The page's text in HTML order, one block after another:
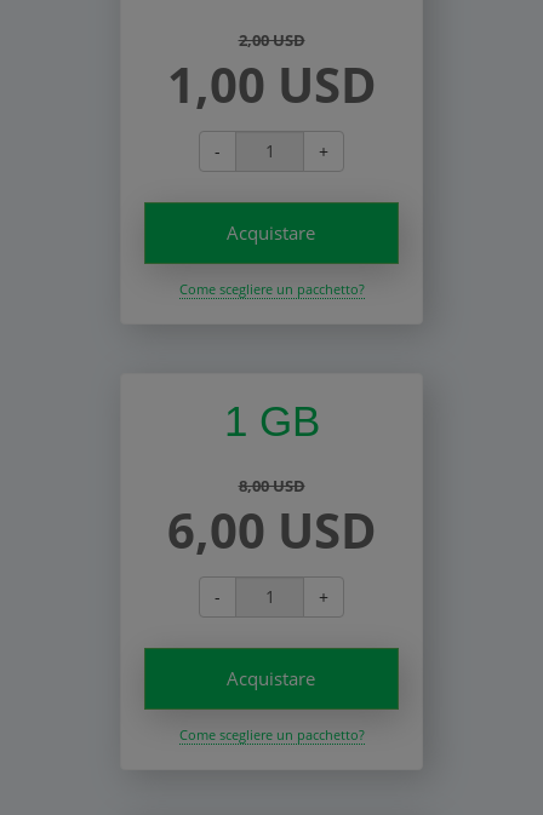
2,00 USD
1,00 USD
- +
Acquistare
Come scegliere un pacchetto?
1 GB
8,00 USD
6,00 USD
- +
Acquistare
Come scegliere un pacchetto?